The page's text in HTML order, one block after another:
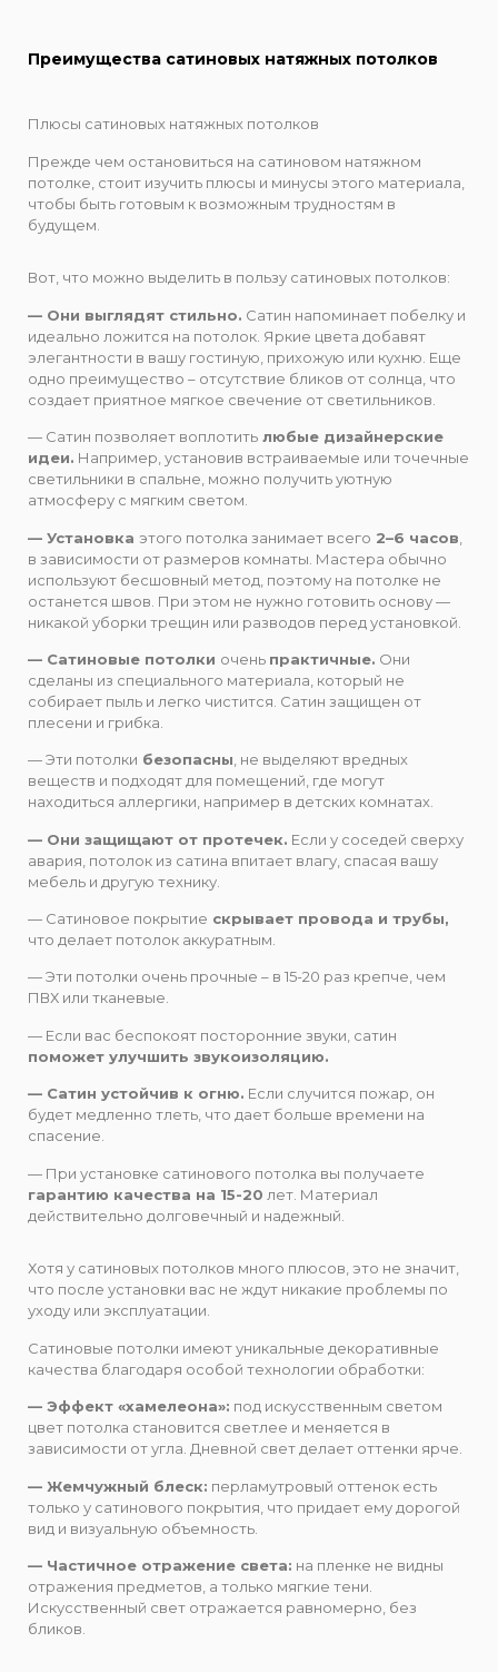
Преимущества сатиновых натяжных потолков
Плюсы сатиновых натяжных потолков
Прежде чем остановиться на сатиновом натяжном
потолке, стоит изучить плюсы и минусы этого материала,
чтобы быть готовым к возможным трудностям в
будущем.
Вот, что можно выделить в пользу сатиновых потолков:
— Они выглядят стильно. Сатин напоминает побелку и
идеально ложится на потолок. Яркие цвета добавят
элегантности в вашу гостиную, прихожую или кухню. Еще
одно преимущество – отсутствие бликов от солнца, что
создает приятное мягкое свечение от светильников.
— Сатин позволяет воплотить любые дизайнерские
идеи. Например, установив встраиваемые или точечные
светильники в спальне, можно получить уютную
атмосферу с мягким светом.
— Установка этого потолка занимает всего 2–6 часов
в зависимости от размеров комнаты. Мастера обычно
используют бесшовный метод, поэтому на потолке не
останется швов. При этом не нужно готовить основу —
никакой уборки трещин или разводов перед установкой.
— Сатиновые потолки очень практичные. Они
сделаны из специального материала, который не
собирает пыль и легко чистится. Сатин защищен от
плесени и грибка.
— Эти потолки безопасны, не выделяют вредных
веществ и подходят для помещений, где могут
находиться аллергики, например в детских комнатах.
— Они защищают от протечек. Если у соседей сверху
авария, потолок из сатина впитает влагу, спасая вашу
мебель и другую технику.
— Сатиновое покрытие скрывает провода и трубы,
что делает потолок аккуратным.
— Эти потолки очень прочные – в 15-20 раз крепче, чем
ПВХ или тканевые.
— Если вас беспокоят посторонние звуки, сатин
поможет улучшить звукоизоляцию.
— Сатин устойчив к огню. Если случится пожар, он
будет медленно тлеть, что дает больше времени на
спасение.
— При установке сатинового потолка вы получаете
гарантию качества на 15-20 лет. Материал
действительно долговечный и надежный.
Хотя у сатиновых потолков много плюсов, это не значит,
что после установки вас не ждут никакие проблемы по
уходу или эксплуатации.
Сатиновые потолки имеют уникальные декоративные
качества благодаря особой технологии обработки:
— Эффект «хамелеона»: под искусственным светом
цвет потолка становится светлее и меняется в
зависимости от угла. Дневной свет делает оттенки ярче.
— Жемчужный блеск: перламутровый оттенок есть
только у сатинового покрытия, что придает ему дорогой
вид и визуальную объемность.
— Частичное отражение света: на пленке не видны
отражения предметов, а только мягкие тени.
Искусственный свет отражается равномерно, без
бликов.